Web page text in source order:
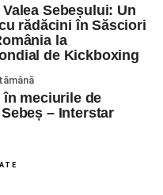
Sebeșului: Un
rădăcini în Săsciori
la
de Kickboxing
meciurile de
– Interstar